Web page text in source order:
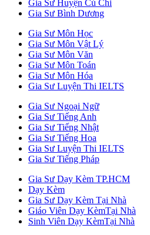
Gia Sư Huyện Củ Chi
Gia Sư Bình Dương
Gia Sư Môn Học
Gia Sư Môn Vật Lý
Gia Sư Môn Văn
Gia Sư Môn Toán
Gia Sư Môn Hóa
Gia Sư Luyện Thi IELTS
Gia Sư Ngoại Ngữ
Gia Sư Tiếng Anh
Gia Sư Tiếng Nhật
Gia Sư Tiếng Hoa
Gia Sư Luyện Thi IELTS
Gia Sư Tiếng Pháp
Gia Sư Dạy Kèm TP.HCM
Dạy Kèm
Gia Sư Dạy Kèm Tại Nhà
Giáo Viên Dạy KèmTại Nhà
Sinh Viên Dạy KèmTại Nhà